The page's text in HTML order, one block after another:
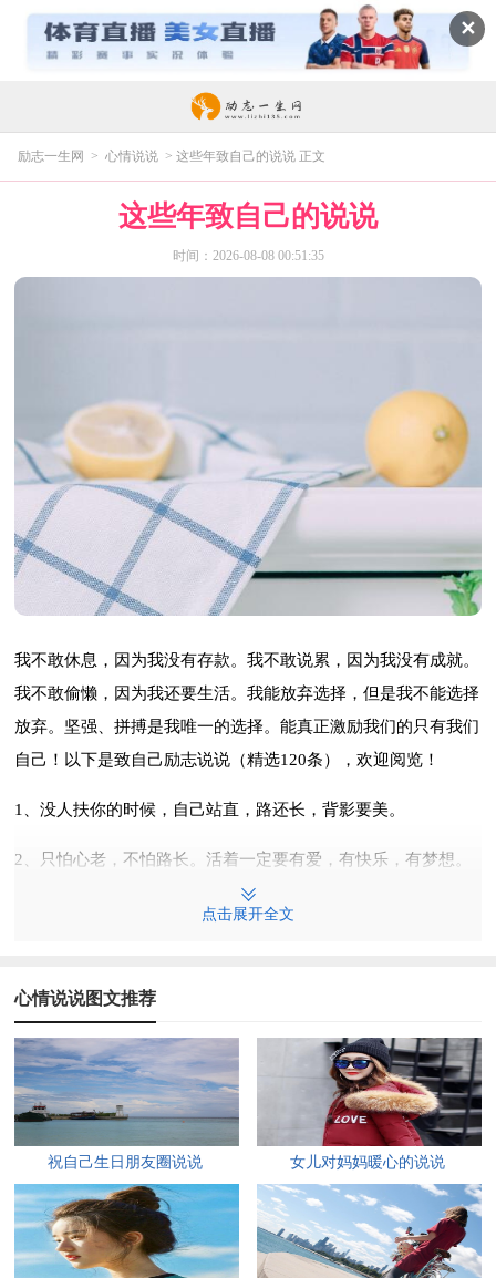
✕
励志一生网 > 心情说说 > 这些年致自己的说说 正文
这些年致自己的说说
时间：2026-08-08 00:51:35
我不敢休息，因为我没有存款。我不敢说累，因为我没有成就。
我不敢偷懒，因为我还要生活。我能放弃选择，但是我不能选择
放弃。坚强、拼搏是我唯一的选择。能真正激励我们的只有我们
自己！以下是致自己励志说说（精选120条），欢迎阅览！
1、没人扶你的时候，自己站直，路还长，背影要美。
2、只怕心老，不怕路长。活着一定要有爱，有快乐，有梦想。
3、没有一种困难，是成为你放弃的理由。
5、何必站在回忆里不肯出去，阳光还在外面等着你。
6、活着就意味着必须要做点什么，请好好努力。
7、别放弃太早，咬牙撑过，才有回忆的价值。
8、把自己过得像王后，你才能吸引国王。你是怎么样的人，就
会吸引什么样的人。
9、充沛的精力加上顽强的决心，曾经创造出许多奇迹。
点击展开全文
心情说说图文推荐
祝自己生日朋友圈说说 女儿对妈妈暖心的说说